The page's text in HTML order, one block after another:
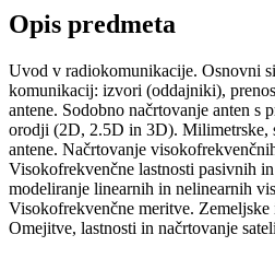
Opis predmeta
Uvod v radiokomunikacije. Osnovni
komunikacij: izvori (oddajniki),
antene. Sodobno načrtovanje anten s
orodji (2D, 2.5D in 3D). Milimetrske,
antene. Načrtovanje
Visokofrekvenčne lastnosti pasivnih
modeliranje linearnih in nelinearnih
Visokofrekvenčne meritve.
Omejitve, lastnosti in načrtovanje